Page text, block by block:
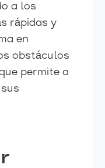
a los
rápidas y
en
obstáculos
permite a